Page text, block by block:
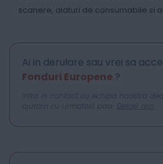
scanere, alaturi de consumabile si
Ai in derulare sau vrei sa
Fonduri Europene ?
Intra in contact cu echipa noastra
ajutam cu urmatorii pasi. Detalii aici